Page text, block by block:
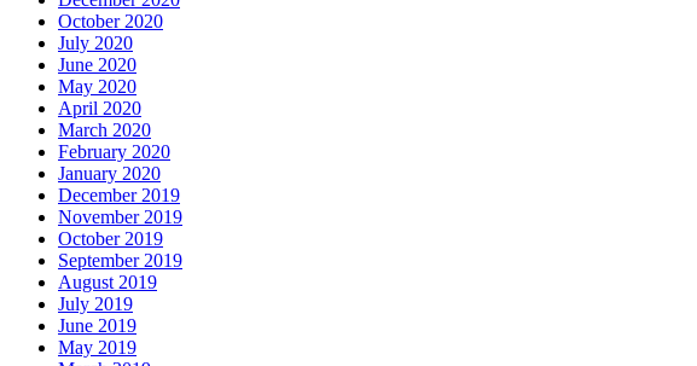
October 2020
July 2020
June 2020
May 2020
April 2020
March 2020
February 2020
January 2020
December 2019
November 2019
October 2019
September 2019
August 2019
July 2019
June 2019
May 2019